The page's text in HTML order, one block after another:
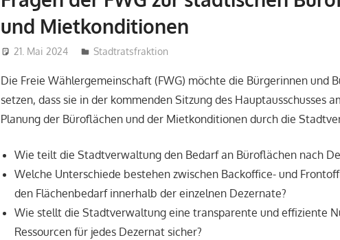
und Mietkonditionen
21. Mai 2024 admin
Stadtratsfraktion
Die Freie Wählergemeinschaft (FWG) möchte die Bürgerinnen und
setzen, dass sie in der kommenden Sitzung des Hauptausschusses
Planung der Büroflächen und der Mietkonditionen durch die
Wie teilt die Stadtverwaltung den Bedarf an Büroflächen nach
Welche Unterschiede bestehen zwischen Backoffice- und
den Flächenbedarf innerhalb der einzelnen Dezernate?
Wie stellt die Stadtverwaltung eine transparente und effiziente
Ressourcen für jedes Dezernat sicher?